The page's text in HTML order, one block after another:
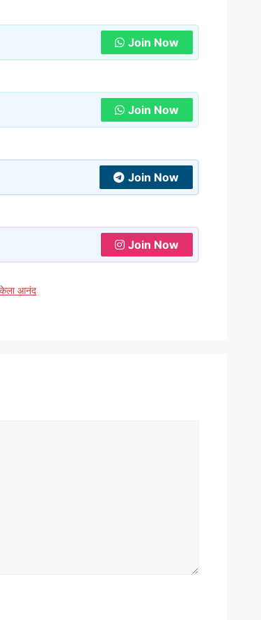
Join Now
Join Now
Join Now
Join Now
केला आनंद